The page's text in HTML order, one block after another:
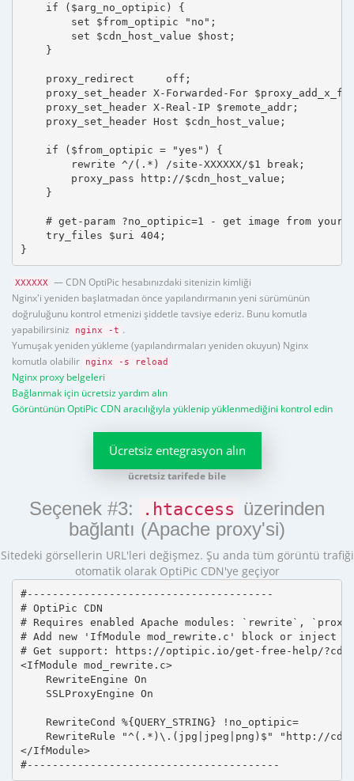
    if ($arg_no_optipic) {
        set $from_optipic "no";
        set $cdn_host_value $host;
    }
    proxy_redirect     off;
proxy_set_header X-Forwarded-For
    proxy_set_header X-Real-IP $remote_addr;
    proxy_set_header Host $cdn_host_value;
    if ($from_optipic = "yes") {
        rewrite ^/(.*) /site-XXXXXX/$1 break;
        proxy_pass http://$cdn_host_value;
    }
# get-param ?no_optipic=1 - get image from your
    try_files $uri 404;
}
XXXXXX
— CDN OptiPic hesabınızdaki sitenizin kimliği
Nginx'i yeniden başlatmadan önce yapılandırmanın yeni sürümünün
doğruluğunu kontrol etmenizi şiddetle tavsiye ederiz. Bunu komutla
yapabilirsiniz
nginx -t .
Yumuşak yeniden yükleme (yapılandırmaları yeniden okuyun) Nginx
komutla olabilir
nginx -s reload
Nginx proxy belgeleri
Bağlanmak için ücretsiz yardım alın
Görüntünün OptiPic CDN aracılığıyla yüklenip yüklenmediğini kontrol edin
Ücretsiz entegrasyon alın
ücretsiz tarifede bile
Seçenek #3: .htaccess üzerinden
bağlantı (Apache proxy'si)
Sitedeki görsellerin URL'leri değişmez. Şu anda tüm görüntü trafiği
otomatik olarak OptiPic CDN'ye geçiyor
#---------------------------------------
# OptiPic CDN
# Requires enabled Apache modules: `rewrite`,
# Add new 'IfModule mod_rewrite.c' block or inject
# Get support: https://optipic.io/get-free-help/
<IfModule mod_rewrite.c>
    RewriteEngine On
    SSLProxyEngine On
    RewriteCond %{QUERY_STRING} !no_optipic=
RewriteRule "^(.*)\.(jpg|jpeg|png)$" "http://
</IfModule>
#----------------------------------------